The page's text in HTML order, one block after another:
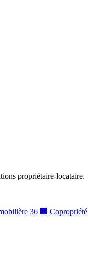
propriétaire-locataire.
36 🏢 Copropriété